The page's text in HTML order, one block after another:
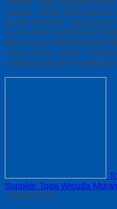
Vendor Toga Wisuda
Tengah, Sejak 1999 Bahwa
penuh amanah. Hubungi
ALFAIRUZ SERAGAM
https://wa.me/
Office Time : Senin – Sabtu
menghubungi kami pada
Supplier Toga Wisuda
14 April 2026